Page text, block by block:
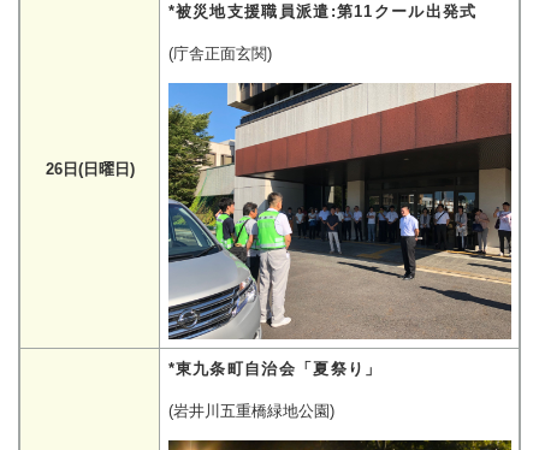
26日(日曜日)
*被災地支援職員派遣:第11クール出発式
(庁舎正面玄関)
*東九条町自治会「夏祭り」
(岩井川五重橋緑地公園)